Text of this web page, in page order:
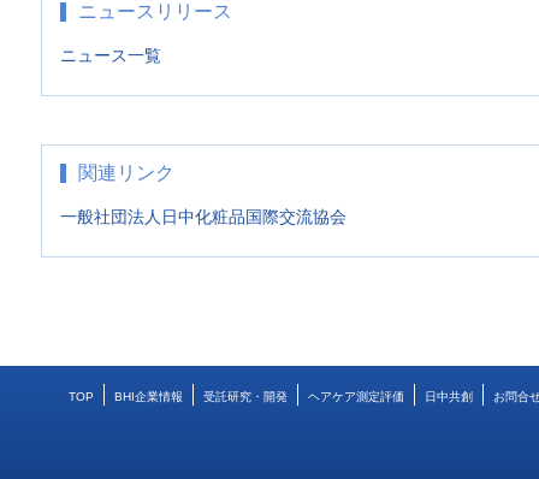
ニュースリリース
ニュース一覧
関連リンク
一般社団法人日中化粧品国際交流協会
TOP BHI企業情報 受託研究・開発 ヘアケア測定評価 日中共創 お問合